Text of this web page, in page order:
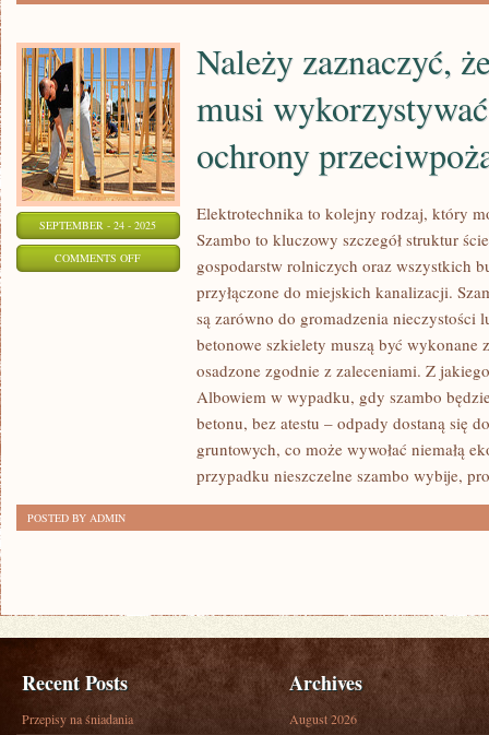
SEPTEMBER - 24 - 2025
COMMENTS OFFON
WYKORZYSTYWAĆ
SIĘ
DO
PRZECIWPOŻAROWEJ
Należy zaznaczyć,
musi
ochrony
Elektrotechnika to kolejny rodzaj, który
Szambo to kluczowy szczegół struktur
gospodarstw rolniczych oraz wszystkich
przyłączone do miejskich kanalizacji.
są zarówno do gromadzenia nieczystości
betonowe szkielety muszą być wykonane
osadzone zgodnie z zaleceniami. Z
Albowiem w wypadku, gdy szambo
betonu, bez atestu – odpady dostaną się
gruntowych, co może wywołać niemałą
przypadku nieszczelne szambo wybije,
POSTED BY ADMIN
Recent Posts
Przepisy na śniadania
Archives
August 2026